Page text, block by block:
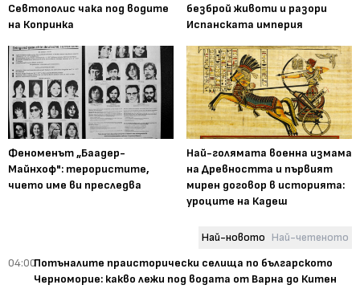
Севтополис чака под водите
на Копринка
безброй животи и разори
Испанската империя
Феноменът „Баадер-
Майнхоф": терористите,
чието име ви преследва
Най-голямата военна измама
на Древността и първият
мирен договор в историята:
уроците на Кадеш
Най-новото Най-четеното
04:00Потъналите праисторически селища по българското
Черноморие: какво лежи под водата от Варна до Китен